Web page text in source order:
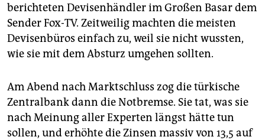
berichteten Devisenhändler im Großen Basar dem
Sender Fox-TV. Zeitweilig machten die meisten
Devisenbüros einfach zu, weil sie nicht wussten,
wie sie mit dem Absturz umgehen sollten.
Am Abend nach Marktschluss zog die türkische
Zentralbank dann die Notbremse. Sie tat, was sie
nach Meinung aller Experten längst hätte tun
sollen, und erhöhte die Zinsen massiv von 13,5 auf